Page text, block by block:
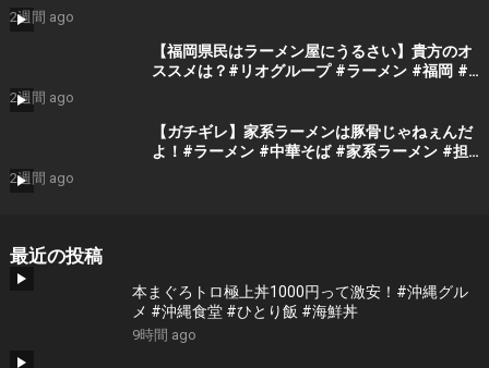
2週間 ago
【福岡県民はラーメン屋にうるさい】貴方のオ
ススメは？#リオグループ #ラーメン #福岡 #
2週間 ago
【ガチギレ】家系ラーメンは豚骨じゃねぇんだ
よ！#ラーメン #中華そば #家系ラーメン #担
2週間 ago
最近の投稿
本まぐろトロ極上丼1000円って激安！#沖縄グル
メ #沖縄食堂 #ひとり飯 #海鮮丼
9時間 ago